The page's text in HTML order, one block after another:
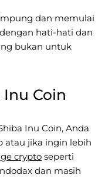
dan memulai
hati-hati dan
bukan untuk
Coin
Inu Coin, Anda
atau jika ingin lebih
crypto seperti
dan masih